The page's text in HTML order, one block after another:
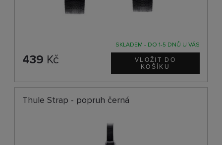
SKLADEM - DO 1-5 DNŮ U VÁS
439 Kč
Thule Strap - popruh černá